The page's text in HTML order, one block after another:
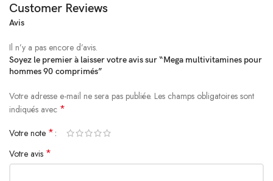
enceinte, allaitez, suivez un traitement médical, souffrez d\’une affection
médicale ou prévoyez une intervention médicale. En cas d\’effets
indésirables, cesser l\’utilisation et contacter un médecin.
Tenir hors de portée des enfants. Ne pas utiliser si le produit semble
avoir été altéré ou si l\’opercule est rompu. Conserver à température
ambiante.
Customer Reviews
Avis
Il n’y a pas encore d’avis.
Soyez le premier à laisser votre avis sur “Mega multivitamines pour
hommes 90 comprimés”
Votre adresse e-mail ne sera pas publiée. Les champs obligatoires sont
indiqués avec *
Votre note *
Votre avis *
Alternative: